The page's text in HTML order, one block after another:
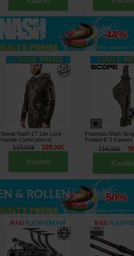
bis zu
-44%
Alle anzeigen »
Sweat Nash ZT Lite Luxe
Hoodie Camo [269417A]
119,00€ 109,00€
Kaufen
Fourreau Nash
Protect 6' 2 Cannes
114,00€
Kaufen
bis zu
-50%
Alle anzeigen »